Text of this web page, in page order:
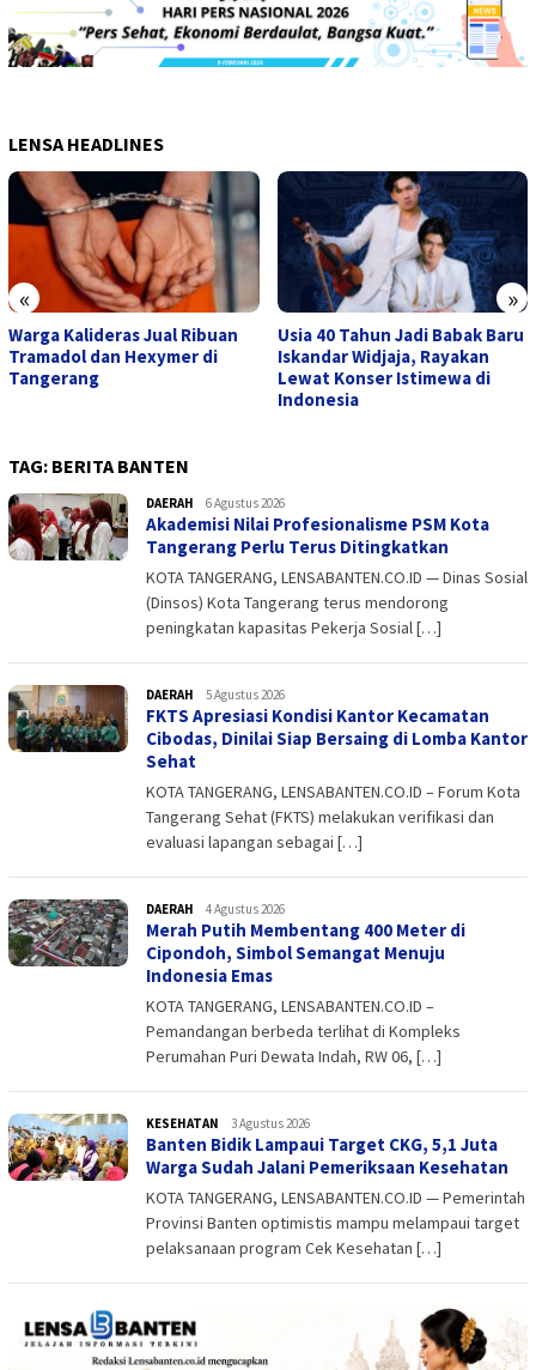
LENSA HEADLINES
« »
Warga Kalideras Jual Ribuan
Tramadol dan Hexymer di
Tangerang
Usia 40 Tahun Jadi Babak Baru
Iskandar Widjaja, Rayakan
Lewat Konser Istimewa di
Indonesia
TAG: BERITA BANTEN
DAERAH admin
6 Agustus 2026
Akademisi Nilai Profesionalisme PSM Kota
Tangerang Perlu Terus Ditingkatkan
KOTA TANGERANG, LENSABANTEN.CO.ID — Dinas Sosial
(Dinsos) Kota Tangerang terus mendorong
peningkatan kapasitas Pekerja Sosial […]
DAERAH admin
5 Agustus 2026
FKTS Apresiasi Kondisi Kantor Kecamatan
Cibodas, Dinilai Siap Bersaing di Lomba Kantor
Sehat
KOTA TANGERANG, LENSABANTEN.CO.ID – Forum Kota
Tangerang Sehat (FKTS) melakukan verifikasi dan
evaluasi lapangan sebagai […]
DAERAH admin
4 Agustus 2026
Merah Putih Membentang 400 Meter di
Cipondoh, Simbol Semangat Menuju
Indonesia Emas
KOTA TANGERANG, LENSABANTEN.CO.ID –
Pemandangan berbeda terlihat di Kompleks
Perumahan Puri Dewata Indah, RW 06, […]
KESEHATAN admin
3 Agustus 2026
Banten Bidik Lampaui Target CKG, 5,1 Juta
Warga Sudah Jalani Pemeriksaan Kesehatan
KOTA TANGERANG, LENSABANTEN.CO.ID — Pemerintah
Provinsi Banten optimistis mampu melampaui target
pelaksanaan program Cek Kesehatan […]